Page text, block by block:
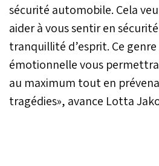
sécurité automobile. Cela
aider à vous sentir en
tranquillité d’esprit. Ce
émotionnelle vous
au maximum tout en
tragédies», avance Lotta